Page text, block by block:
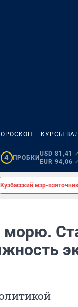
КУРСЫ
4 ПРОБКИ
USD 81,41
EUR 94,06
Кузбасский мэр-
морю.